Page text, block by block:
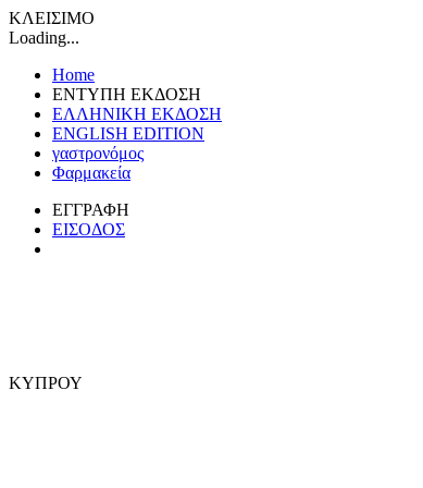
ΚΛΕΙΣΙΜΟ
Loading...
Home
ΕΝΤΥΠΗ ΕΚΔΟΣΗ
ΕΛΛΗΝΙΚΗ ΕΚΔΟΣΗ
ENGLISH EDITION
γαστρονόμος
Φαρμακεία
ΕΓΓΡΑΦΗ
ΕΙΣΟΔΟΣ
ΚΥΠΡΟΥ